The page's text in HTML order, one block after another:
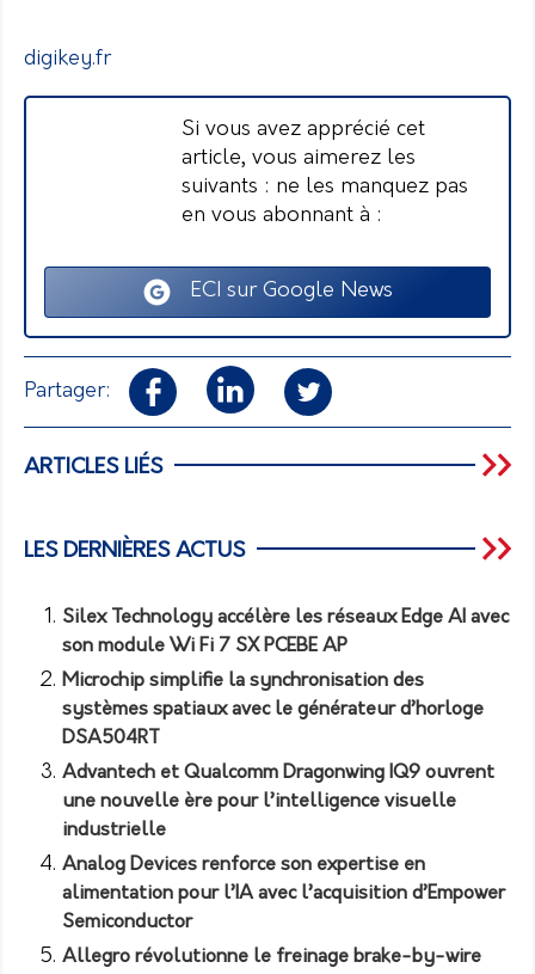
digikey.fr
Si vous avez apprécié cet
article, vous aimerez les
suivants : ne les manquez pas
en vous abonnant à :
ECI sur Google News
Partager:
ARTICLES LIÉS
LES DERNIÈRES ACTUS
Silex Technology accélère les réseaux Edge AI avec
son module Wi Fi 7 SX PCEBE AP
Microchip simplifie la synchronisation des
systèmes spatiaux avec le générateur d’horloge
DSA504RT
Advantech et Qualcomm Dragonwing IQ9 ouvrent
une nouvelle ère pour l’intelligence visuelle
industrielle
Analog Devices renforce son expertise en
alimentation pour l’IA avec l’acquisition d’Empower
Semiconductor
Allegro révolutionne le freinage brake-by-wire